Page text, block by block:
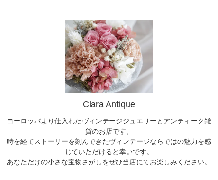
Clara Antique
ヨーロッパより仕入れたヴィンテージジュエリーとアンティーク雑
貨のお店です。
時を経てストーリーを刻んできたヴィンテージならではの魅力を感
じていただけると幸いです。
あなただけの小さな宝物さがしをぜひ当店にてお楽しみください。